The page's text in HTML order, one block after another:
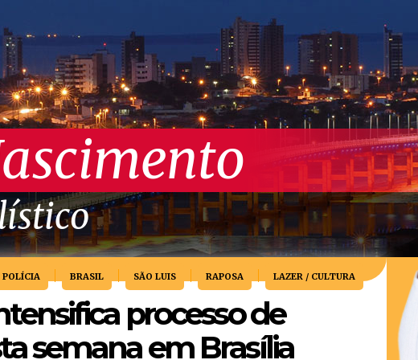
POLÍCIA BRASIL SÃO LUIS RAPOSA LAZER / CULTURA
processo de
semana em Brasília